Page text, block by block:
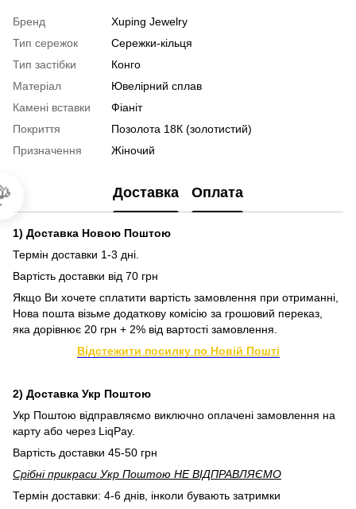
Бренд
Xuping Jewelry
Тип сережок
Сережки-кільця
Тип застібки
Конго
Матеріал
Ювелірний сплав
Камені вставки
Фіаніт
Покриття
Позолота 18К (золотистий)
Призначення
Жіночий
Доставка Оплата
1) Доставка Новою Поштою
Термін доставки 1-3 дні.
Вартість доставки від 70 грн
Якщо Ви хочете сплатити вартість замовлення при отриманні,
Нова пошта візьме додаткову комісію за грошовий переказ,
яка дорівнює 20 грн + 2% від вартості замовлення.
Відстежити посилку по Новій Пошті
2) Доставка Укр Поштою
Укр Поштою відправляємо виключно оплачені замовлення на
карту або через LiqPay.
Вартість доставки 45-50 грн
Срібні прикраси Укр Поштою НЕ ВІДПРАВЛЯЄМО
Термін доставки: 4-6 днів, інколи бувають затримки